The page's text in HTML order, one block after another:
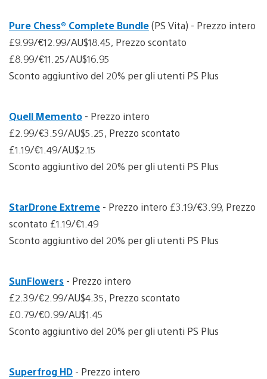
Pure Chess® Complete Bundle(PS Vita) - Prezzo intero
£9.99/€12.99/AU$18.45, Prezzo scontato
£8.99/€11.25/AU$16.95
Sconto aggiuntivo del 20% per gli utenti PS Plus
Quell Memento - Prezzo intero
£2.99/€3.59/AU$5.25, Prezzo scontato
£1.19/€1.49/AU$2.15
Sconto aggiuntivo del 20% per gli utenti PS Plus
StarDrone Extreme - Prezzo intero £3.19/€3.99, Prezzo
scontato £1.19/€1.49
Sconto aggiuntivo del 20% per gli utenti PS Plus
SunFlowers - Prezzo intero
£2.39/€2.99/AU$4.35, Prezzo scontato
£0.79/€0.99/AU$1.45
Sconto aggiuntivo del 20% per gli utenti PS Plus
Superfrog HD - Prezzo intero